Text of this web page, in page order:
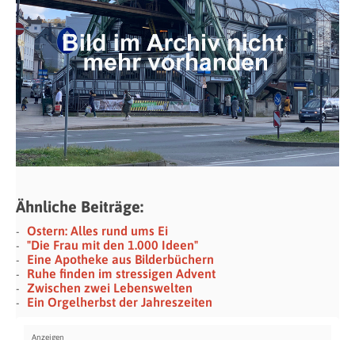
Ähnliche Beiträge:
Ostern: Alles rund ums Ei
"Die Frau mit den 1.000 Ideen"
Eine Apotheke aus Bilderbüchern
Ruhe finden im stressigen Advent
Zwischen zwei Lebenswelten
Ein Orgelherbst der Jahreszeiten